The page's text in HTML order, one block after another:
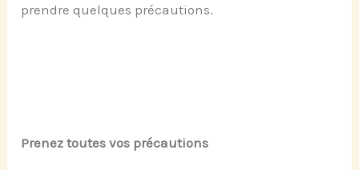
prendre quelques précautions.
Prenez toutes vos précautions